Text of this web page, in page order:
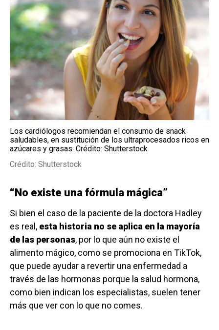
Los cardiólogos recomiendan el consumo de snack
saludables, en sustitución de los ultraprocesados ricos en
azúcares y grasas. Crédito: Shutterstock
Crédito: Shutterstock
“No existe una fórmula mágica”
Si bien el caso de la paciente de la doctora Hadley
es real, esta historia no se aplica en la mayoría
de las personas, por lo que aún no existe el
alimento mágico, como se promociona en TikTok,
que puede ayudar a revertir una enfermedad a
través de las hormonas porque la salud hormona,
como bien indican los especialistas, suelen tener
más que ver con lo que no comes.